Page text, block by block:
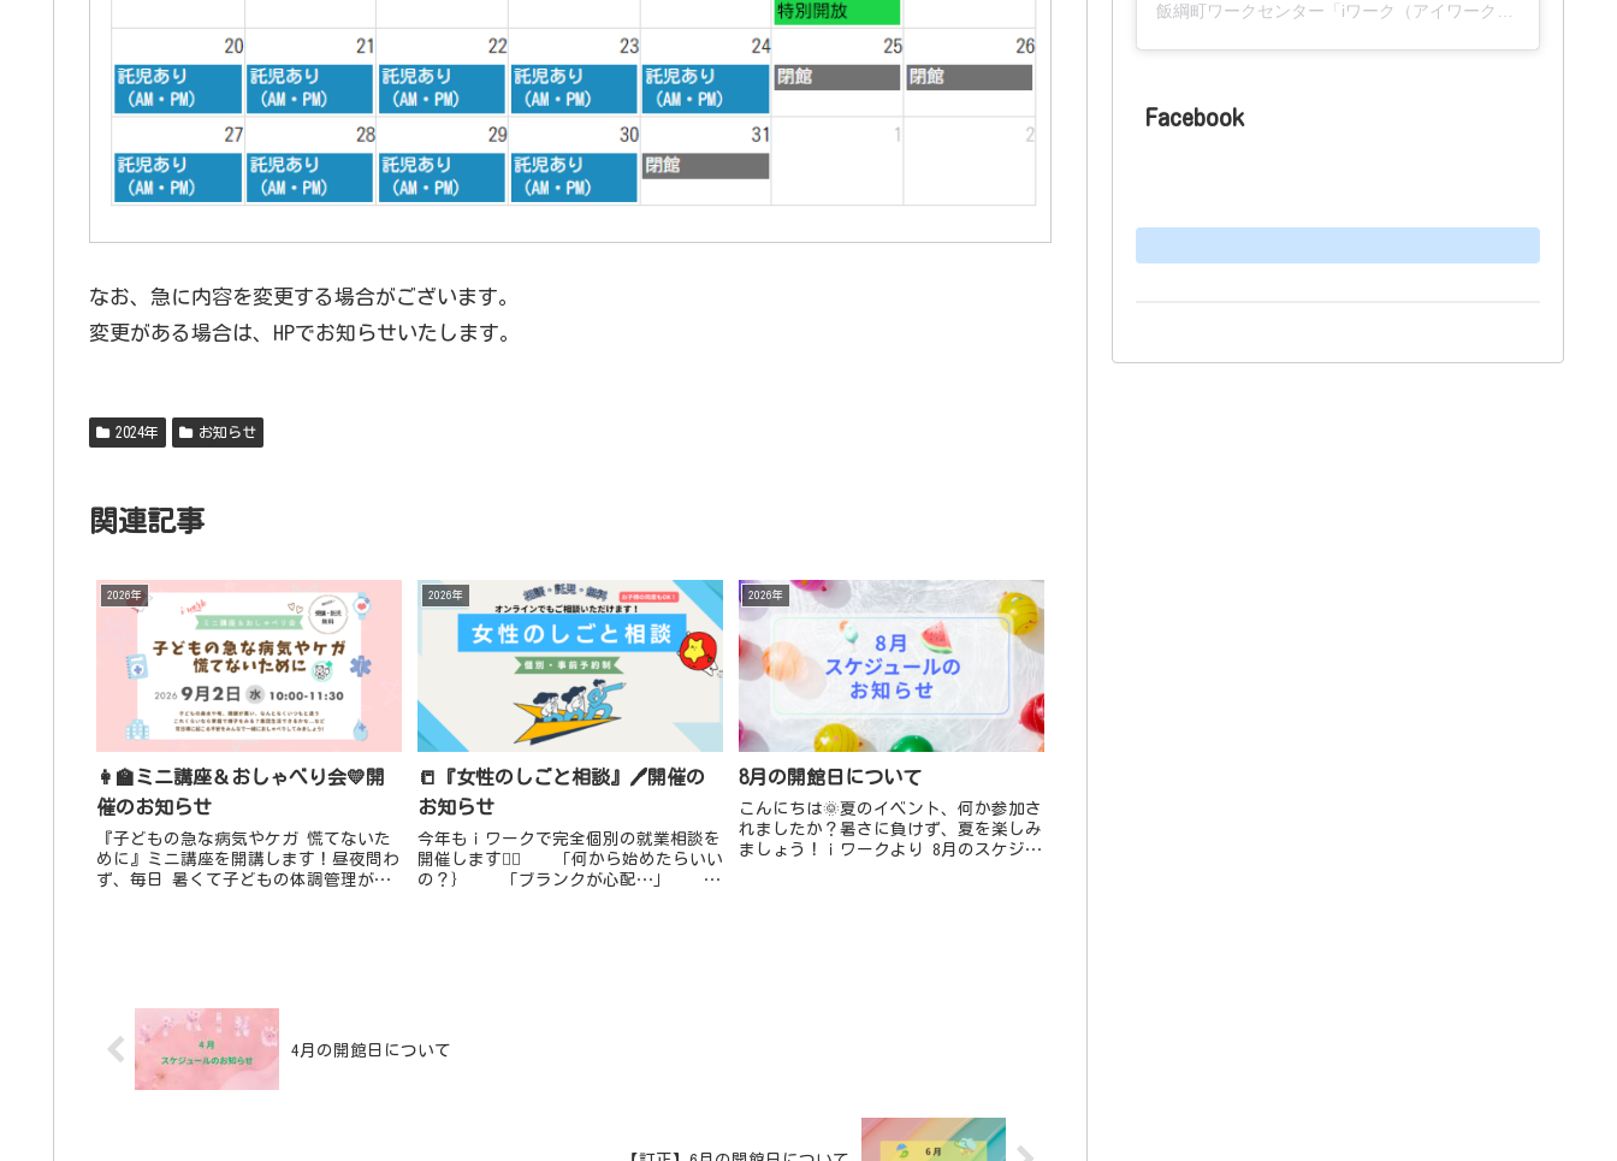
なお、急に内容を変更する場合がございます。
変更がある場合は、HPでお知らせいたします。
2024年 お知らせ
関連記事
2026年
👩‍🏫ミニ講座＆おしゃべり会💛開
催のお知らせ
『子どもの急な病気やケガ 慌てないた
めに』ミニ講座を開講します！昼夜問わ
ず、毎日 暑くて子どもの体調管理が難
2026年
📒『女性のしごと相談』🖊️開催の
お知らせ
今年もｉワークで完全個別の就業相談を
開催します💁‍♀️ 「何から始めたらいい
の？｝ 「ブランクが心配…」
2026年
8月の開館日について
こんにちは🌞夏のイベント、何か参加さ
れましたか？暑さに負けず、夏を楽しみ
ましょう！ｉワークより 8月のスケジュ
4月の開館日について
Facebook